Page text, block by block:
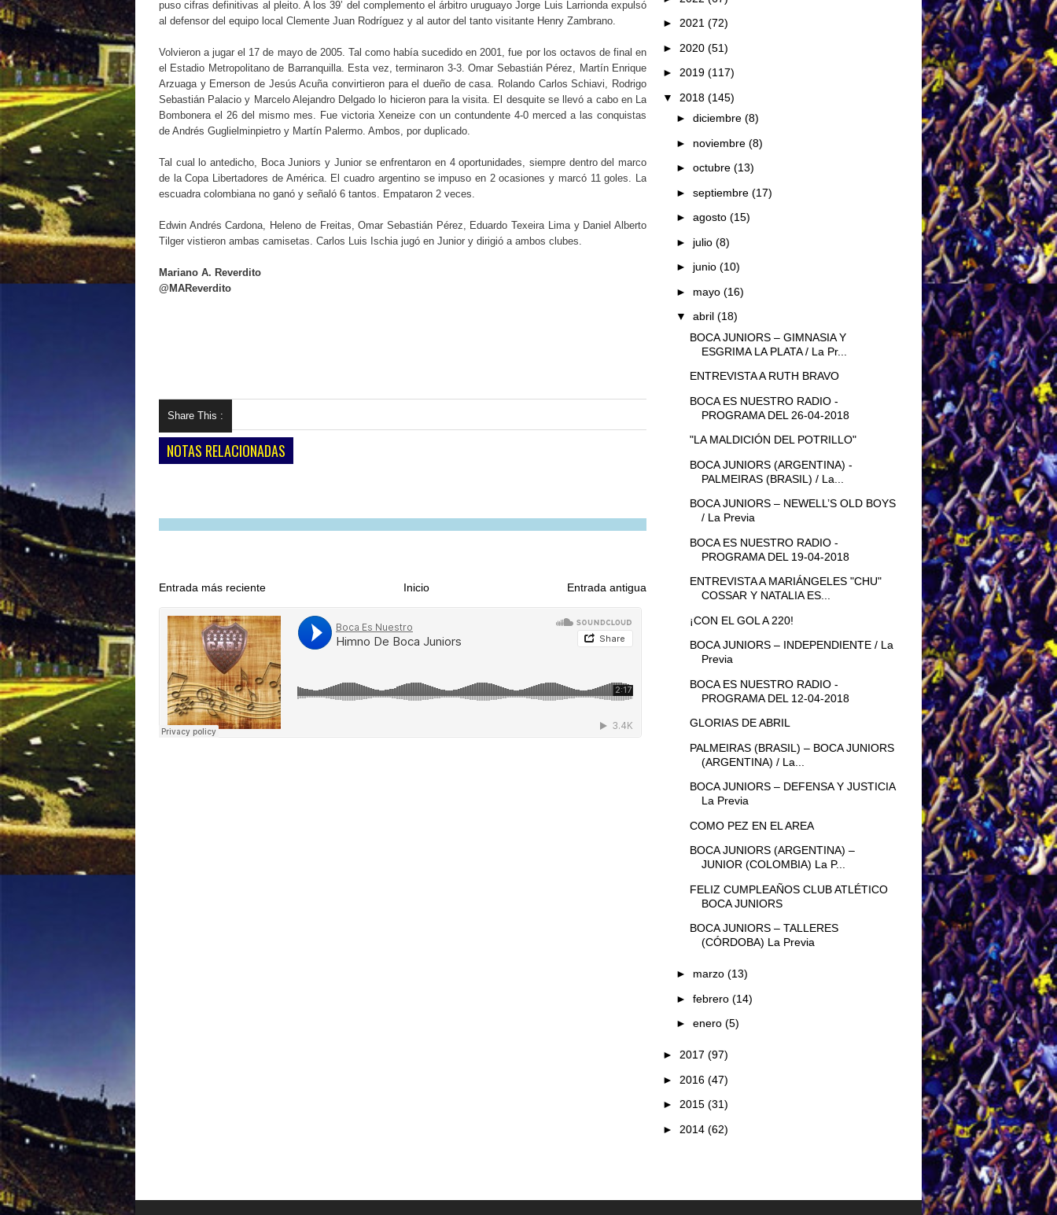
puso cifras definitivas al pleito. A los 39’ del complemento el árbitro uruguayo Jorge Luis Larrionda expulsó
al defensor del equipo local Clemente Juan Rodríguez y al autor del tanto visitante Henry Zambrano.
Volvieron a jugar el 17 de mayo de 2005. Tal como había sucedido en 2001, fue por los octavos de final en
el Estadio Metropolitano de Barranquilla. Esta vez, terminaron 3-3. Omar Sebastián Pérez, Martín Enrique
Arzuaga y Emerson de Jesús Acuña convirtieron para el dueño de casa. Rolando Carlos Schiavi, Rodrigo
Sebastián Palacio y Marcelo Alejandro Delgado lo hicieron para la visita. El desquite se llevó a cabo en La
Bombonera el 26 del mismo mes. Fue victoria Xeneize con un contundente 4-0 merced a las conquistas
de Andrés Guglielminpietro y Martín Palermo. Ambos, por duplicado.
Tal cual lo antedicho, Boca Juniors y Junior se enfrentaron en 4 oportunidades, siempre dentro del marco
de la Copa Libertadores de América. El cuadro argentino se impuso en 2 ocasiones y marcó 11 goles. La
escuadra colombiana no ganó y señaló 6 tantos. Empataron 2 veces.
Edwin Andrés Cardona, Heleno de Freitas, Omar Sebastián Pérez, Eduardo Texeira Lima y Daniel Alberto
Tilger vistieron ambas camisetas. Carlos Luis Ischia jugó en Junior y dirigió a ambos clubes.
Mariano A. Reverdito
@MAReverdito
Share This :
NOTAS RELACIONADAS
Entrada más reciente Entrada antigua
Inicio
► 2021 (72)
► 2020 (51)
► 2019 (117)
▼ 2018 (145)
► diciembre (8)
► noviembre (8)
► octubre (13)
► septiembre (17)
► agosto (15)
► julio (8)
► junio (10)
► mayo (16)
▼ abril (18)
BOCA JUNIORS – GIMNASIA Y
ESGRIMA LA PLATA / La Pr...
ENTREVISTA A RUTH BRAVO
BOCA ES NUESTRO RADIO -
PROGRAMA DEL 26-04-2018
"LA MALDICIÓN DEL POTRILLO"
BOCA JUNIORS (ARGENTINA) -
PALMEIRAS (BRASIL) / La...
BOCA JUNIORS – NEWELL’S OLD BOYS
/ La Previa
BOCA ES NUESTRO RADIO -
PROGRAMA DEL 19-04-2018
ENTREVISTA A MARIÁNGELES "CHU"
COSSAR Y NATALIA ES...
¡CON EL GOL A 220!
BOCA JUNIORS – INDEPENDIENTE / La
Previa
BOCA ES NUESTRO RADIO -
PROGRAMA DEL 12-04-2018
GLORIAS DE ABRIL
PALMEIRAS (BRASIL) – BOCA JUNIORS
(ARGENTINA) / La...
BOCA JUNIORS – DEFENSA Y JUSTICIA
La Previa
COMO PEZ EN EL AREA
BOCA JUNIORS (ARGENTINA) –
JUNIOR (COLOMBIA) La P...
FELIZ CUMPLEAÑOS CLUB ATLÉTICO
BOCA JUNIORS
BOCA JUNIORS – TALLERES
(CÓRDOBA) La Previa
► marzo (13)
► febrero (14)
► enero (5)
► 2017 (97)
► 2016 (47)
► 2015 (31)
► 2014 (62)